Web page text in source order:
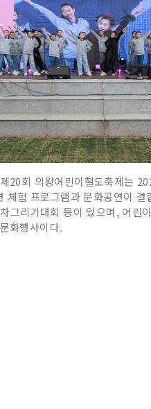
20회 의왕어린이철도축제는
험 프로그램과 문화공연이
그리기대회 등이 있으며, 어
화행사이다.